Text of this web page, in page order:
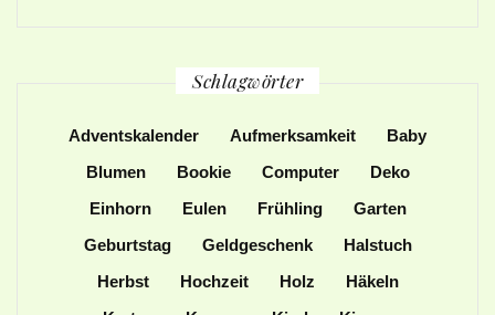
Schlagwörter
Adventskalender Aufmerksamkeit
Baby
Blumen
Bookie Computer
Deko
Einhorn
Eulen Frühling
Garten
Geburtstag
Geldgeschenk
Halstuch
Herbst
Hochzeit Holz
Häkeln